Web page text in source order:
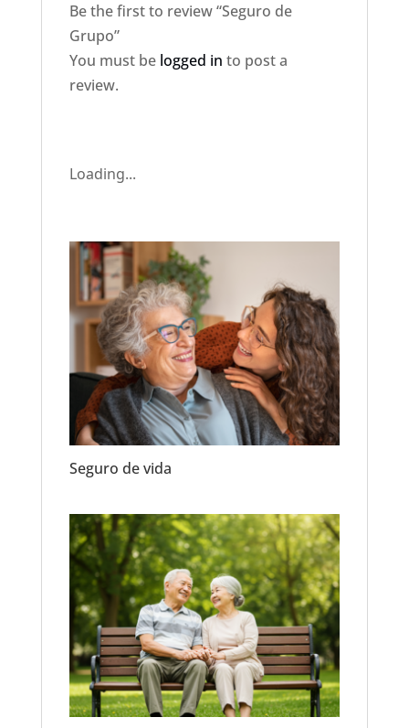
Be the first to review “Seguro de
Grupo”
You must be logged in to post a
review.
Loading...
Seguro de vida